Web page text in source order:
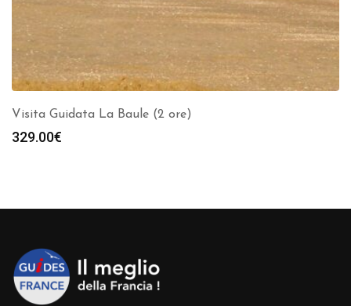
Visita Guidata La Baule (2 ore)
329.00€